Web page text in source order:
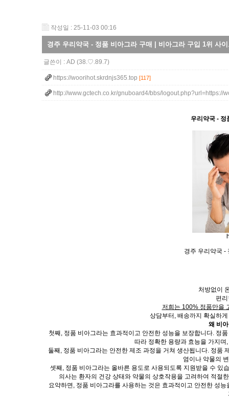
작성일 : 25-11-03 00:16
경주 우리약국 - 정품 비아그라 구매 | 비아그라 구입 1위 사
글쓴이 : AD (38.♡.89.7)
https://woorihot.skrdnjs365.top [117]
http://www.gctech.co.kr/gnuboard4/bbs/logout.php?url=https://
우리약국 - 정
경주 우리약국 -
처방없이
편
저희는 100% 정품만을
상담부터, 배송까지 확실하
왜 비
첫째, 정품 비아그라는 효과적이고 안전한 성능을 보장합니다. 정
따라 정확한 용량과 효능을 가지
둘째, 정품 비아그라는 안전한 제조 과정을 거쳐 생산됩니다. 정품
염이나 약물의
셋째, 정품 비아그라는 올바른 용도로 사용되도록 지원받을 수 있
의사는 환자의 건강 상태와 약물의 상호작용을 고려하여 적절
요약하면, 정품 비아그라를 사용하는 것은 효과적이고 안전한 성